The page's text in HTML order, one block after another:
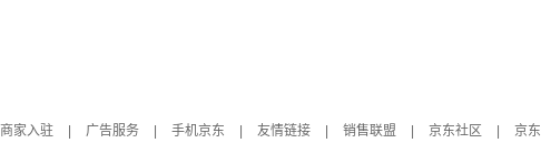
商家入驻 广告服务 手机京东 友情链接 销售联盟 京东社区
京